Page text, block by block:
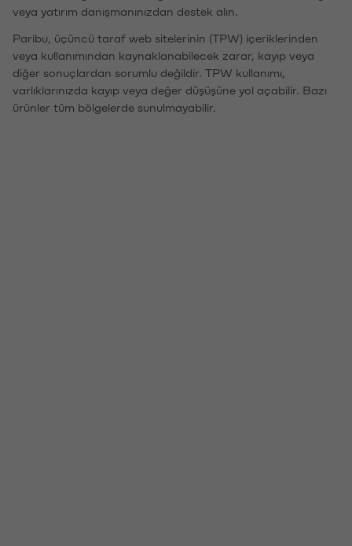
veya yatırım danışmanınızdan destek alın.
Paribu, üçüncü taraf web sitelerinin (TPW) içeriklerinden
veya kullanımından kaynaklanabilecek zarar, kayıp veya
diğer sonuçlardan sorumlu değildir. TPW kullanımı,
varlıklarınızda kayıp veya değer düşüşüne yol açabilir. Bazı
ürünler tüm bölgelerde sunulmayabilir.